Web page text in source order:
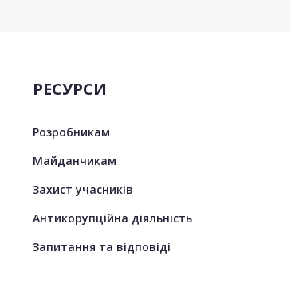
РЕСУРСИ
Розробникам
Майданчикам
Захист учасників
Антикорупційна діяльність
Запитання та відповіді